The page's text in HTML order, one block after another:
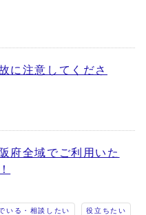
に注意してくださ
府全域でご利用いた
いる・相談したい 役立ちたい